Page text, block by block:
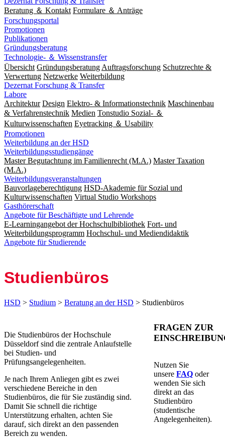
Beratung ＆ Kontakt Formulare ＆ Anträge
Forschungsportal
Promotionen
Publikationen
Gründungsberatung
Technologie- ＆ Wissenstransfer
Übersicht Gründungsberatung Auftragsforschung Schutzrechte &
Verwertung Netzwerke Weiterbildung
Dezernat Forschung & Transfer
Labore
Architektur Design Elektro- & Informationstechnik Maschinenbau
& Verfahrenstechnik Medien Tonstudio Sozial- ＆
Kulturwissenschaften Eyetracking ＆ Usability
Promotionen
Weiterbildung an der HSD
Weiterbildungsstudiengänge
Master Begutachtung im Familienrecht (M.A.) Master Taxation
(M.A.)
Weiterbildungsveranstaltungen
Bauvorlageberechtigung HSD-Akademie für Sozial und
Kulturwissenschaften Virtual Studio Workshops
Gasthörerschaft
Angebote für Beschäftigte und Lehrende
E-Learningangebot der Hochschulbibliothek Fort- und
Weiterbildungsprogramm Hochschul- und Mediendidaktik
Angebote für Studierende
Studienbüros
HSD > Studium > Beratung an der HSD > Studienbüros
​​​​​​​​​​​​​​​​​​​​​​​​​​​​​​​​​​​​​​​​​​​​​​​​​Die Studienbüros der Hochschule
Düsseldorf sind die zentrale Anlaufstelle
bei Studien- und
Prüfungsangelegenheiten.
​Je nach Ihrem Anliegen gibt es zwei
verschiedene Bereiche in den
Studienbüros, die für Sie zuständig sind.
Damit Sie schnell die richtige
Unterstützung erhalten, achten Sie
darauf, sich direkt an den passenden
Bereich zu wenden.
​FRAGEN ZUR
Nutzen Sie
unsere FA​Q ​​oder
wenden Sie sich
direkt an das
Studienbüro
(studentische
Angelegenheiten).